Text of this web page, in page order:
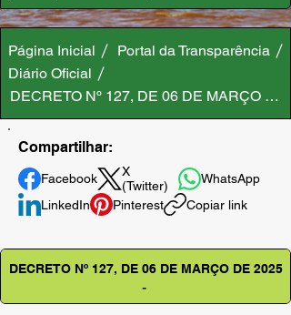
Página Inicial
Portal da Transparência
Diário Oficial
DECRETO Nº 127, DE 06 DE MARÇO DE
Compartilhar:
Facebook
X
(Twitter)
WhatsApp
LinkedIn
Pinterest Copiar link
DECRETO Nº 127, DE 06 DE MARÇO DE 2025
-